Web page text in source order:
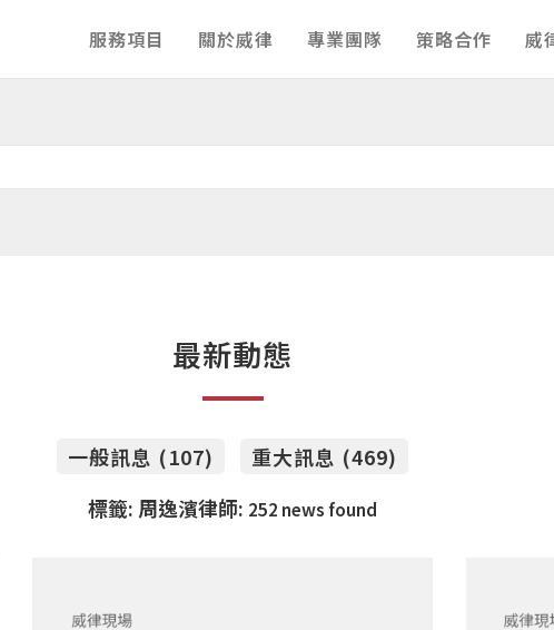
服務項目 關於威律 專業團隊 策略合作 威
最新動態
一般訊息 (107)
重大訊息 (469)
標籤: 周逸濱律師: 252 news found